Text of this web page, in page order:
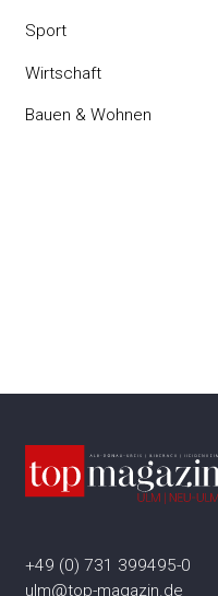
Sport
Wirtschaft
Bauen & Wohnen
+49 (0) 731 399495-0
ulm@top-magazin.de